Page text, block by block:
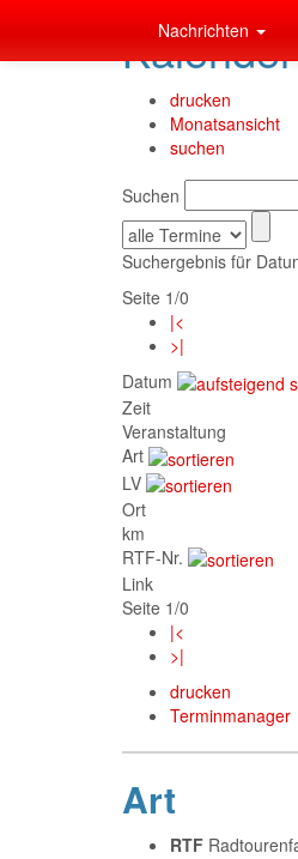
Nachrichten
drucken
Monatsansicht
suchen
Suchen
Suchergebnis für
Seite 1/0
|<
>|
Datum
Zeit
Veranstaltung
Art
LV
Ort
km
RTF-Nr.
Link
Seite 1/0
|<
>|
drucken
Terminmanager
Art
RTF